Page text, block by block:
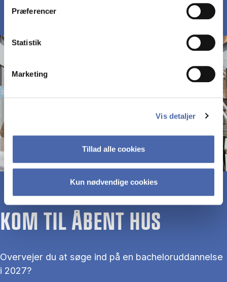
Præferencer
Statistik
Marketing
Vis detaljer
Tillad alle cookies
Kun nødvendige cookies
KOM TIL ÅBENT HUS
Overvejer du at søge ind på en bacheloruddannelse
i 2027?